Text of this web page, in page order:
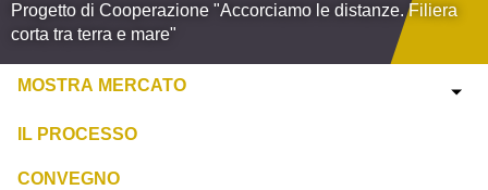
Progetto di Cooperazione "Accorciamo le distanze. Filiera
corta tra terra e mare"
MOSTRA MERCATO
IL PROCESSO
CONVEGNO